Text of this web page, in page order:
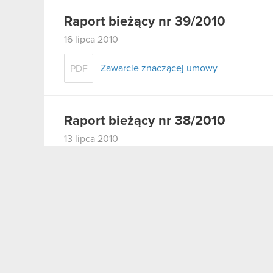
Raport bieżący nr 39/2010
16 lipca 2010
PDF Zawarcie znaczącej umowy
Raport bieżący nr 38/2010
13 lipca 2010